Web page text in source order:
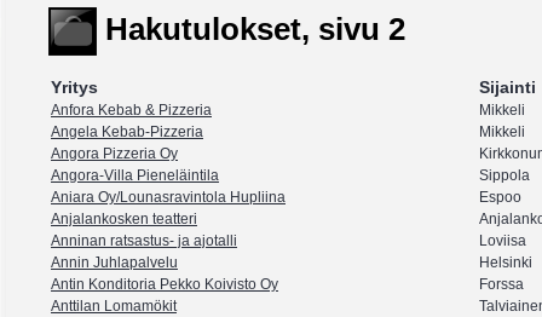
Hakutulokset, sivu 2
Yritys Sijainti
Anfora Kebab & Pizzeria
Mikkeli
Angela Kebab-Pizzeria
Mikkeli
Angora Pizzeria Oy
Angora-Villa Pieneläintila
Sippola
Aniara Oy/Lounasravintola Hupliina
Espoo
Anjalankosken teatteri
Anninan ratsastus- ja ajotalli
Loviisa
Annin Juhlapalvelu
Helsinki
Antin Konditoria Pekko Koivisto Oy
Forssa
Anttilan Lomamökit